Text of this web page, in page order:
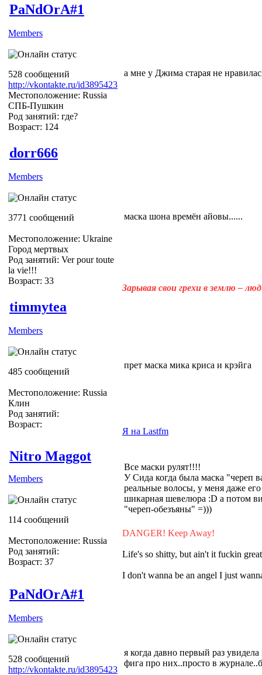
PaNdOrA#1
Members
528 сообщений
http://vkontakte.ru/id3895423
Местоположение: Russia
СПБ-Пушкин
Род занятий: где?
Возраст: 124
а мне у Джима старая не
dorr666
Members
3771 сообщений
Местоположение: Ukraine
Город мертвых
Род занятий: Ver pour toute
la vie!!!
Возраст: 33
маска шона времён айовы......
Зарывая свои грехи в землю –
timmytea
Members
485 сообщений
Местоположение: Russia
Клин
Род занятий:
Возраст:
прет маска мика криса и крэйга
Я на Lastfm
Nitro Maggot
Members
114 сообщений
Местоположение: Russia
Род занятий:
Возраст: 37
Все маски рулят!!!!
У Сида когда была маска "череп
реальные волосы, у меня даже
шикарная шевелюра :D а потом
"череп-обезъяны" =)))
DANGER! Keep Away!
Life's so shitty, but ain't it fuckin
I don't wanna be an angel I just
PaNdOrA#1
Members
528 сообщений
http://vkontakte.ru/id3895423
я когда давно первый раз
фига про них..просто в